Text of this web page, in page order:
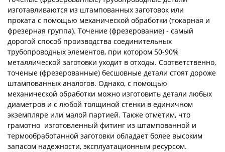
изготавливаются из штампованных заготовок или
проката с помощью механической обработки (токарная и
фрезерная группа). Точение (фрезерование) - самый
дорогой способ производства соединительных
трубопроводных элементов, при котором 50-90%
металлической заготовки уходит в отходы. Соответственно,
точеные (фрезерованные) бесшовные детали стоят дороже
штампованных аналогов. Однако, с помощью
механической обработки можно изготовить детали любых
диаметров и с любой толщиной стенки в единичном
экземпляре или малой партией. Также отметим, что
грамотно изготовленный фитинг из штампованной и
термообработанной заготовки обладает более высоким
запасом надежности, эксплуатационным ресурсом.